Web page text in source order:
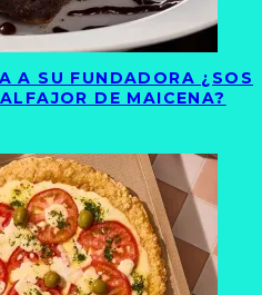
A SU FUNDADORA ¿SOS
DE MAICENA?